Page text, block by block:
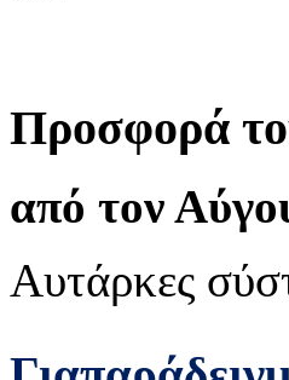
Προσφορά
από τον
Αυτάρκες